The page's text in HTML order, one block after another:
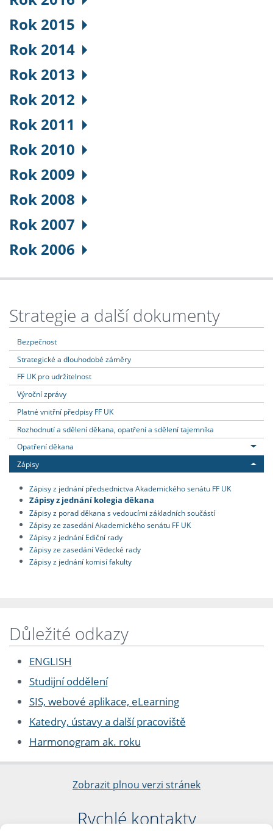
Rok 2015
Rok 2014
Rok 2013
Rok 2012
Rok 2011
Rok 2010
Rok 2009
Rok 2008
Rok 2007
Rok 2006
Strategie a další dokumenty
Bezpečnost
Strategické a dlouhodobé záměry
FF UK pro udržitelnost
Výroční zprávy
Platné vnitřní předpisy FF UK
Rozhodnutí a sdělení děkana, opatření a sdělení tajemníka
Opatření děkana
Zápisy
Zápisy z jednání předsednictva Akademického senátu FF UK
Zápisy z jednání kolegia děkana
Zápisy z porad děkana s vedoucími základních součástí
Zápisy ze zasedání Akademického senátu FF UK
Zápisy z jednání Ediční rady
Zápisy ze zasedání Vědecké rady
Zápisy z jednání komisí fakulty
Důležité odkazy
ENGLISH
Studijní oddělení
SIS, webové aplikace, eLearning
Katedry, ústavy a další pracoviště
Harmonogram ak. roku
Zobrazit plnou verzi stránek
Rychlé kontakty